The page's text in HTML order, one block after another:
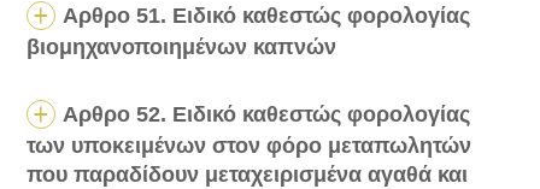
Αρθρο 51. Ειδικό καθεστώς φορολογίας
βιομηχανοποιημένων καπνών
Αρθρο 52. Ειδικό καθεστώς φορολογίας
των υποκειμένων στον φόρο μεταπωλητών
που παραδίδουν μεταχειρισμένα αγαθά και